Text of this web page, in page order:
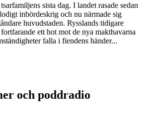
sista dag. I landet rasade sedan
inbördeskrig och nu närmade sig
huvudstaden. Rysslands tidigare
ett hot mot de nya makthavarna
falla i fiendens händer...
och poddradio